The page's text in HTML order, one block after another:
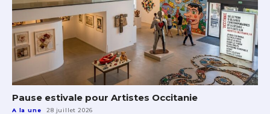
Pause estivale pour Artistes Occitanie
A la une 28 juillet 2026